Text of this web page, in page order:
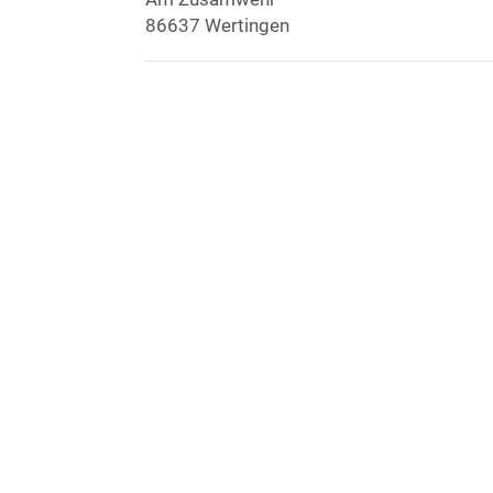
86637 Wertingen